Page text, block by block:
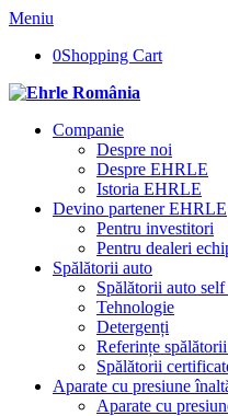
Meniu
0Shopping Cart
Companie
Despre noi
Despre EHRLE
Istoria EHRLE
Devino partener EHRLE
Pentru investitori
Pentru dealeri
Spălătorii auto
Spălătorii auto
Tehnologie
Detergenți
Referințe
Spălătorii
Aparate cu presiune
Aparate cu